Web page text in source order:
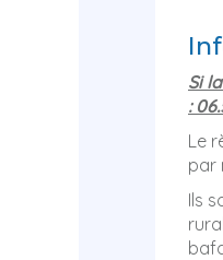
Si
:
Le
par
Ils